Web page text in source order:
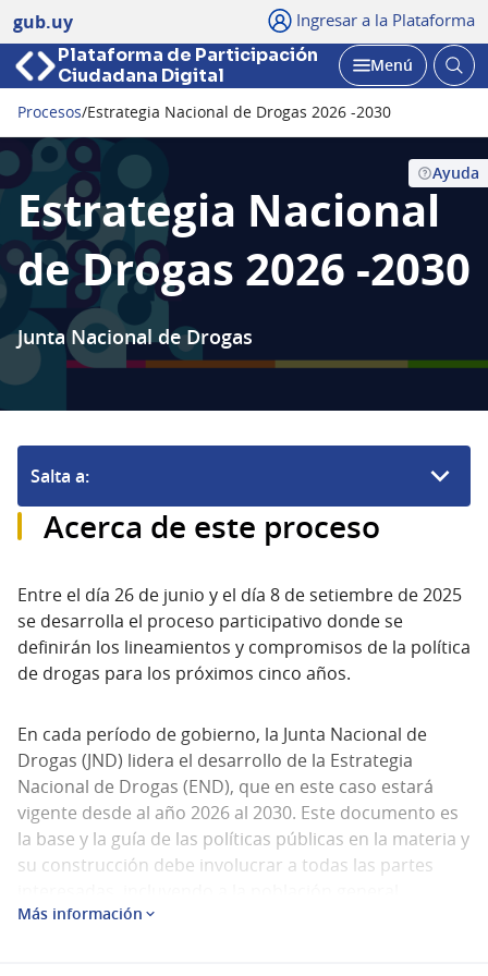
gub.uy Ingresar a la Plataforma
Plataforma de Participación
Ciudadana Digital
Abrir
Menú
Procesos/Estrategia Nacional de Drogas 2026 -2030
Ayuda
Estrategia Nacional
de Drogas 2026 -2030
Junta Nacional de Drogas
Acerca de este proceso
Entre el día 26 de junio y el día 8 de setiembre de 2025
se desarrolla el proceso participativo donde se
definirán los lineamientos y compromisos de la política
de drogas para los próximos cinco años.
En cada período de gobierno, la Junta Nacional de
Drogas (JND) lidera el desarrollo de la Estrategia
Nacional de Drogas (END), que en este caso estará
vigente desde al año 2026 al 2030. Este documento es
la base y la guía de las políticas públicas en la materia y
su construcción debe involucrar a todas las partes
La JND reconoce la importancia de asegurar la
Más información
Salta a: